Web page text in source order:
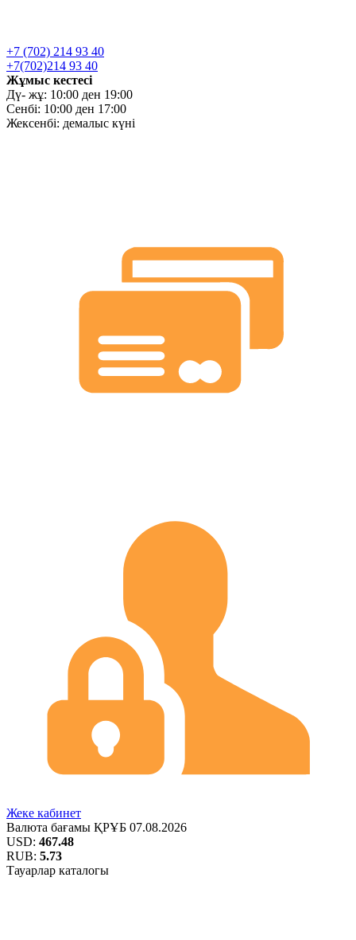
+7 (702) 214 93 40
+7(702)214 93 40
Жұмыс кестесі
Дү- жұ: 10:00 ден 19:00
Сенбі: 10:00 ден 17:00
Жексенбі: демалыс күні
Жеке кабинет
Валюта бағамы ҚРҰБ 07.08.2026
USD: 467.48
RUB: 5.73
Тауарлар каталогы